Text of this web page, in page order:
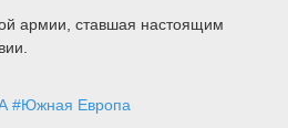
армии, ставшая настоящим
#Южная Европа